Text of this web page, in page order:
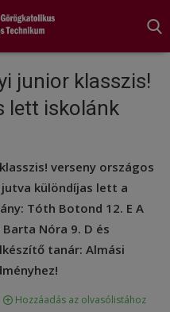
junior klasszis!
lett iskolánk
verseny országos
különdíjas lett a
Tóth Botond 12. E A
Nóra 9. D és
tanár: Almási
Hozzáadás az olvasólistához